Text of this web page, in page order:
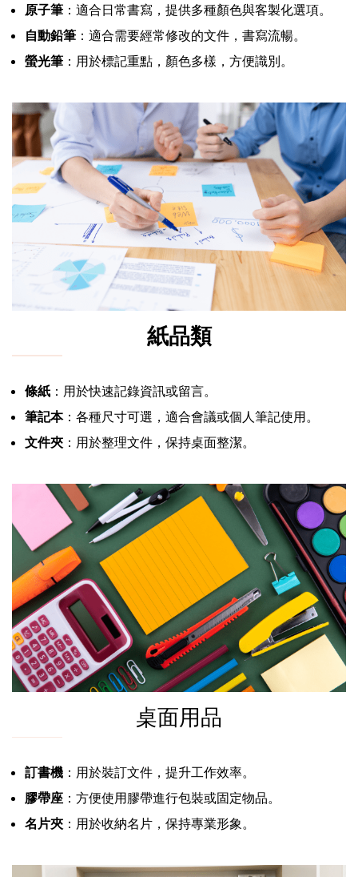
原子筆 ：適合日常書寫，提供多種顏色與客製化選項。
自動鉛筆 ：適合需要經常修改的文件，書寫流暢。
螢光筆 ：用於標記重點，顏色多樣，方便識別。
紙品類
條紙 ：用於快速記錄資訊或留言。
筆記本：各種尺寸可選，適合會議或個人筆記使用。
文件夾 ：用於整理文件，保持桌面整潔。
桌面用品
訂書機 ：用於裝訂文件，提升工作效率。
膠帶座 ：方便使用膠帶進行包裝或固定物品。
名片夾 ：用於收納名片，保持專業形象。